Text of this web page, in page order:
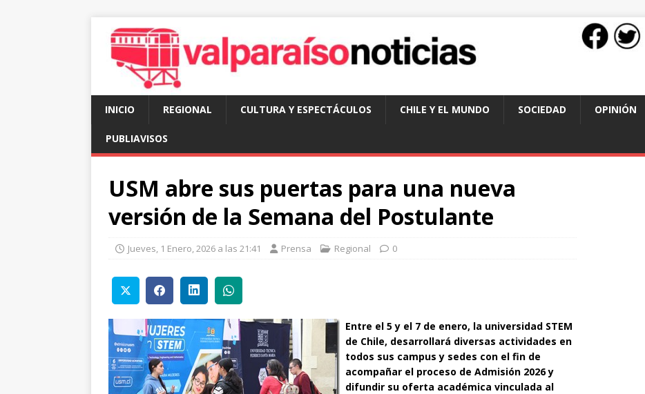
INICIO REGIONAL CULTURA Y ESPECTÁCULOS CHILE Y EL MUNDO SOCIEDAD OPINIÓN
PUBLIAVISOS
USM abre sus puertas para una nueva
versión de la Semana del Postulante
Jueves, 1 Enero, 2026 a las 21:41 Prensa Regional 0
Entre el 5 y el 7 de enero, la universidad STEM
de Chile, desarrollará diversas actividades en
todos sus campus y sedes con el fin de
acompañar el proceso de Admisión 2026 y
difundir su oferta académica vinculada al